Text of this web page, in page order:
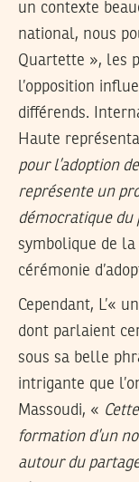
un contexte
national, nous
Quartette », les
l’opposition
différends.
Haute
pour l’adoption
représente un
démocratique du
symbolique de
cérémonie
Cependant, L’«
dont parlaient
sous sa belle
intrigante que
Massoudi, «
formation d’un
autour du